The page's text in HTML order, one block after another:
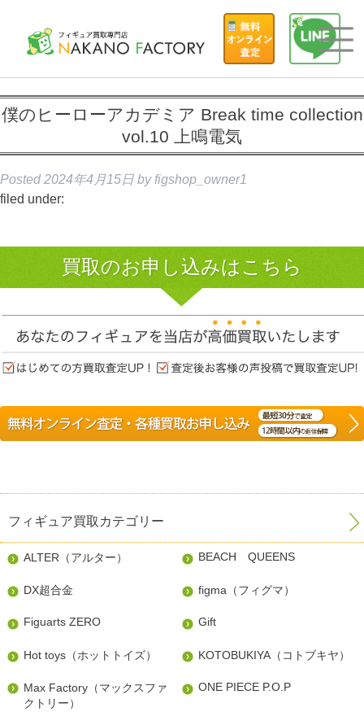
僕のヒーローアカデミア Break time collection
vol.10 上鳴電気
Posted 2024年4月15日 by figshop_owner1
filed under:
買取のお申し込みはこちら
フィギュア買取カテゴリー
ALTER（アルター） BEACH QUEENS
DX超合金 figma（フィグマ）
Figuarts ZERO Gift
Hot toys（ホットトイズ） KOTOBUKIYA（コトブキヤ）
Max Factory（マックスファ
クトリー）
ONE PIECE P.O.P